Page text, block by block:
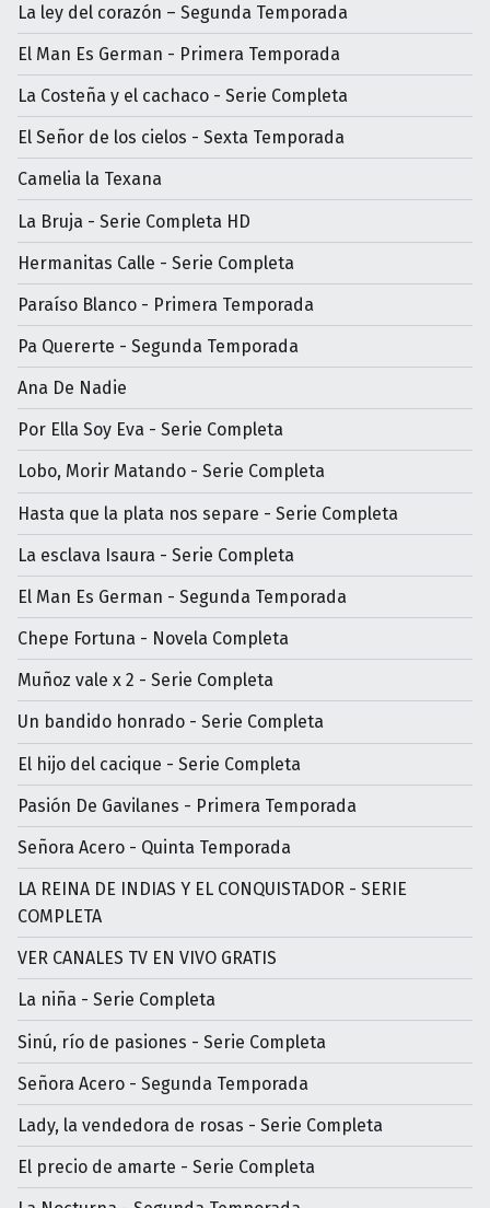
La ley del corazón – Segunda Temporada
El Man Es German - Primera Temporada
La Costeña y el cachaco - Serie Completa
El Señor de los cielos - Sexta Temporada
Camelia la Texana
La Bruja - Serie Completa HD
Hermanitas Calle - Serie Completa
Paraíso Blanco - Primera Temporada
Pa Quererte - Segunda Temporada
Ana De Nadie
Por Ella Soy Eva - Serie Completa
Lobo, Morir Matando - Serie Completa
Hasta que la plata nos separe - Serie Completa
La esclava Isaura - Serie Completa
El Man Es German - Segunda Temporada
Chepe Fortuna - Novela Completa
Muñoz vale x 2 - Serie Completa
Un bandido honrado - Serie Completa
El hijo del cacique - Serie Completa
Pasión De Gavilanes - Primera Temporada
Señora Acero - Quinta Temporada
LA REINA DE INDIAS Y EL CONQUISTADOR - SERIE
COMPLETA
VER CANALES TV EN VIVO GRATIS
La niña - Serie Completa
Sinú, río de pasiones - Serie Completa
Señora Acero - Segunda Temporada
Lady, la vendedora de rosas - Serie Completa
El precio de amarte - Serie Completa